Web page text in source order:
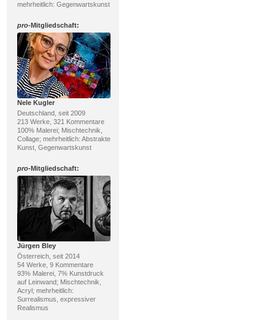
mehrheitlich: Gegenwartskunst
pro-Mitgliedschaft:
Nele Kugler
Deutschland, seit 2009
213 Werke, 321 Kommentare
100% Malerei; Mischtechnik,
Collage; mehrheitlich: Abstrakte
Kunst, Gegenwartskunst
pro-Mitgliedschaft:
Jürgen Bley
Österreich, seit 2014
54 Werke, 9 Kommentare
93% Malerei, 7% Kunstdruck
auf Leinwand; Mischtechnik,
Acryl; mehrheitlich:
Surrealismus, expressiver
Realismus